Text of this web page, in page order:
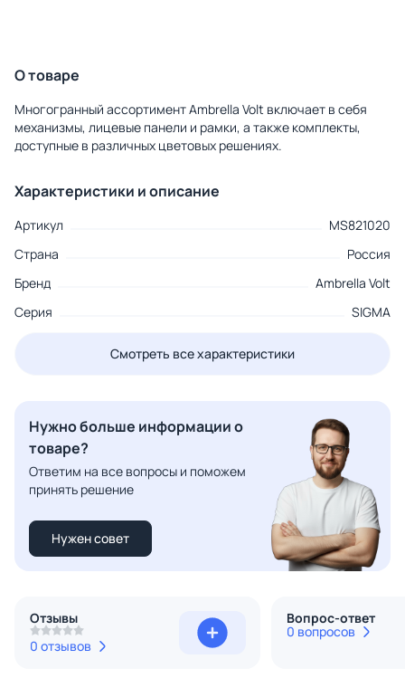
О товаре
Многогранный ассортимент Ambrella Volt включает в себя
механизмы, лицевые панели и рамки, а также комплекты,
доступные в различных цветовых решениях.
Характеристики и описание
Артикул
MS821020
Страна
Россия
Бренд
Ambrella Volt
Серия
SIGMA
Смотреть все характеристики
Нужно больше информации о
товаре?
Ответим на все вопросы и поможем
принять решение
Нужен совет
Отзывы
0 отзывов
Вопрос-ответ
0 вопросов